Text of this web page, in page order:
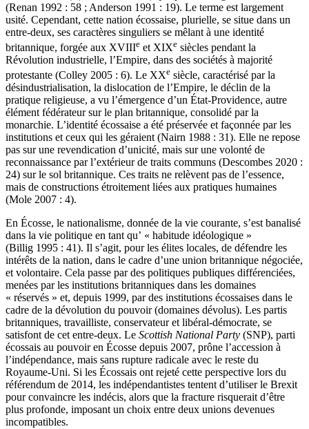
(Renan 1992 : 58 ; Anderson 1991 : 19). Le terme est largement
usité. Cependant, cette nation écossaise, plurielle, se situe dans un
entre-deux, ses caractères singuliers se mêlant à une identité
britannique, forgée aux XVIIIe et XIXe siècles pendant la
Révolution industrielle, l’Empire, dans des sociétés à majorité
protestante (Colley 2005 : 6). Le XXe siècle, caractérisé par la
désindustrialisation, la dislocation de l’Empire, le déclin de la
pratique religieuse, a vu l’émergence d’un État-Providence, autre
élément fédérateur sur le plan britannique, consolidé par la
monarchie. L’identité écossaise a été préservée et façonnée par les
institutions et ceux qui les géraient (Nairn 1988 : 31). Elle ne repose
pas sur une revendication d’unicité, mais sur une volonté de
reconnaissance par l’extérieur de traits communs (Descombes 2020 :
24) sur le sol britannique. Ces traits ne relèvent pas de l’essence,
mais de constructions étroitement liées aux pratiques humaines
(Mole 2007 : 4).
En Écosse, le nationalisme, donnée de la vie courante, s’est banalisé
dans la vie politique en tant qu’ « habitude idéologique »
(Billig 1995 : 41). Il s’agit, pour les élites locales, de défendre les
intérêts de la nation, dans le cadre d’une union britannique négociée,
et volontaire. Cela passe par des politiques publiques différenciées,
menées par les institutions britanniques dans les domaines
« réservés » et, depuis 1999, par des institutions écossaises dans le
cadre de la dévolution du pouvoir (domaines dévolus). Les partis
britanniques, travailliste, conservateur et libéral-démocrate, se
satisfont de cet entre-deux. Le Scottish National Party (SNP), parti
écossais au pouvoir en Écosse depuis 2007, prône l’accession à
l’indépendance, mais sans rupture radicale avec le reste du
Royaume-Uni. Si les Écossais ont rejeté cette perspective lors du
référendum de 2014, les indépendantistes tentent d’utiliser le Brexit
pour convaincre les indécis, alors que la fracture risquerait d’être
plus profonde, imposant un choix entre deux unions devenues
incompatibles.